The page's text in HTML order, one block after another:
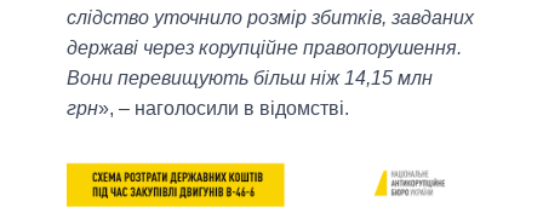
слідство уточнило розмір збитків, завданих
державі через корупційне правопорушення.
Вони перевищують більш ніж 14,15 млн
грн», – наголосили в відомстві.